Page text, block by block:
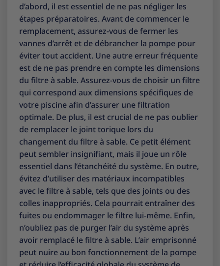
d’abord, il est essentiel de ne pas négliger les
étapes préparatoires. Avant de commencer le
remplacement, assurez-vous de fermer les
vannes d’arrêt et de débrancher la pompe pour
éviter tout accident. Une autre erreur fréquente
est de ne pas prendre en compte les dimensions
du filtre à sable. Assurez-vous de choisir un filtre
qui correspond aux dimensions spécifiques de
votre piscine afin d’assurer une filtration
optimale. De plus, il est crucial de ne pas oublier
de remplacer le joint torique lors du
changement du filtre à sable. Ce petit élément
peut sembler insignifiant, mais il joue un rôle
essentiel dans l’étanchéité du système. En outre,
évitez d’utiliser des matériaux incompatibles
avec le filtre à sable, tels que des joints ou des
colles inappropriés. Cela pourrait entraîner des
fuites ou endommager le filtre lui-même. Enfin,
n’oubliez pas de purger l’air du système après
avoir remplacé le filtre à sable. L’air emprisonné
peut nuire au bon fonctionnement de la pompe